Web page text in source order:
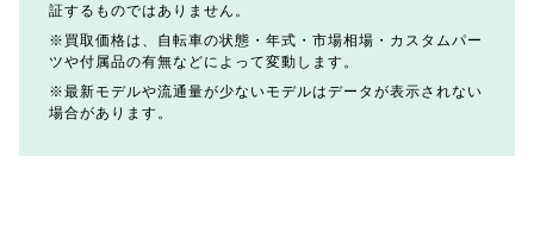
証するものではありません。
買取価格は、自転車の状態・年式・市場相場・カスタムパー
ツや付属品の有無などによって変動します。
最新モデルや流通量が少ないモデルはデータが表示されない
場合があります。